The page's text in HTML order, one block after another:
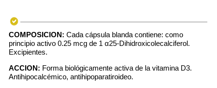
COMPOSICION: Cada cápsula blanda contiene: como
principio activo 0.25 mcg de 1 α25-Dihidroxicolecalciferol.
Excipientes.
ACCION: Forma biológicamente activa de la vitamina D3.
Antihipocalcémico, antihipoparatiroideo.